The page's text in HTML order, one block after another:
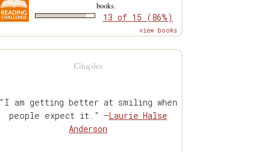
books.
13 of 15 (86%)
view books
Citações
“I am getting better at smiling when
people expect it.” —Laurie Halse
Anderson